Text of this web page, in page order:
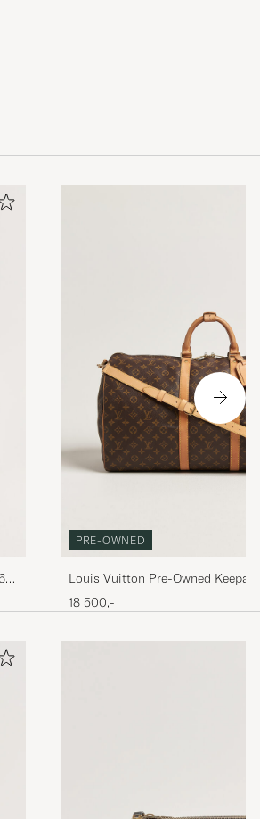
PRE-OWNED
Louis Vuitton Pre-Owned
Monogram
18 500,-